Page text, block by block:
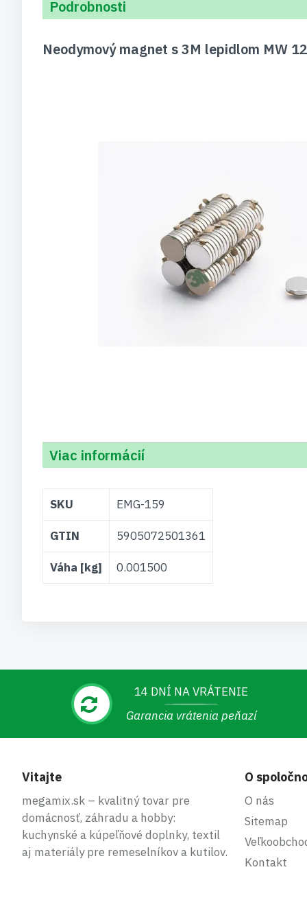
Podrobnosti
Neodymový magnet s 3M lepidlom MW
Viac informácií
Viac
informácií
SKU EMG-159
GTIN 5905072501361
Váha [kg] 0.001500
14 DNÍ NA VRÁTENIE
Garancia vrátenia peňazí
Vitajte
megamix.sk – kvalitný tovar pre
domácnosť, záhradu a hobby:
kuchynské a kúpeľňové doplnky, textil
aj materiály pre remeselníkov a kutilov.
O
O nás
Sitemap
Kontakt